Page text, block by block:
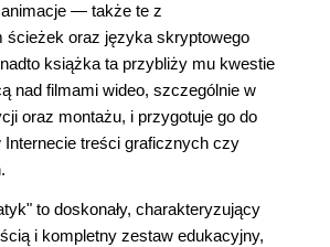
— także te z
ścieżek oraz języka skryptowego
książka ta przybliży mu kwestie
nad filmami wideo, szczególnie w
oraz montażu, i przygotuje go do
Internecie treści graficznych czy
to doskonały, charakteryzujący
i kompletny zestaw edukacyjny,